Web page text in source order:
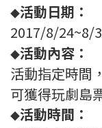
◆活動日期：
2017/8/24~8/
◆活動內容：
活動指定時間
可獲得玩劇島
◆活動時間：